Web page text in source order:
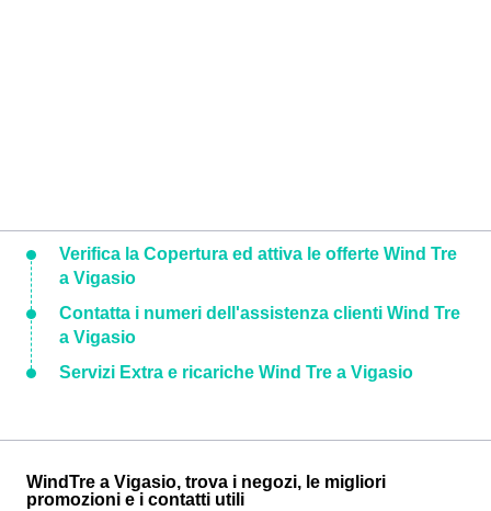
Verifica la Copertura ed attiva le offerte Wind Tre
a Vigasio
Contatta i numeri dell'assistenza clienti Wind Tre
a Vigasio
Servizi Extra e ricariche Wind Tre a Vigasio
WindTre a Vigasio, trova i negozi, le migliori
promozioni e i contatti utili